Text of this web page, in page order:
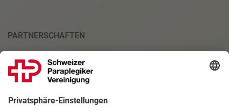
PARTNERSCHAFTEN